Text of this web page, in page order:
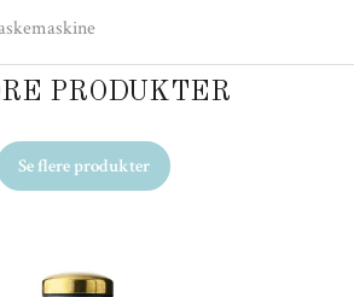
PRODUKTER
Se flere produkter